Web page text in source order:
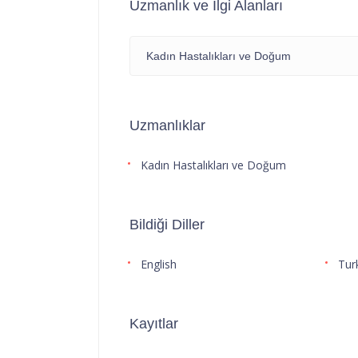
Uzmanlık ve İlgi Alanları
Kadın Hastalıkları ve Doğum
Uzmanlıklar
Kadın Hastalıkları ve Doğum
Bildiği Diller
English
Kayıtlar